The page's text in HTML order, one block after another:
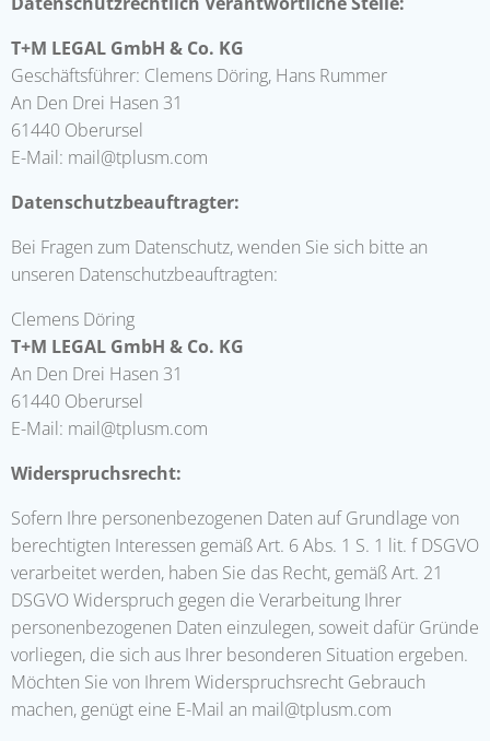
T+M LEGAL GmbH & Co. KG
Geschäftsführer: Clemens Döring, Hans Rummer
An Den Drei Hasen 31
61440 Oberursel
E-Mail: mail@tplusm.com
Datenschutzbeauftragter:
Bei Fragen zum Datenschutz, wenden Sie sich bitte an
unseren Datenschutzbeauftragten:
Clemens Döring
T+M LEGAL GmbH & Co. KG
An Den Drei Hasen 31
61440 Oberursel
E-Mail: mail@tplusm.com
Widerspruchsrecht:
Sofern Ihre personenbezogenen Daten auf Grundlage von
berechtigten Interessen gemäß Art. 6 Abs. 1 S. 1 lit. f DSGVO
verarbeitet werden, haben Sie das Recht, gemäß Art. 21
DSGVO Widerspruch gegen die Verarbeitung Ihrer
personenbezogenen Daten einzulegen, soweit dafür Gründe
vorliegen, die sich aus Ihrer besonderen Situation ergeben.
Möchten Sie von Ihrem Widerspruchsrecht Gebrauch
machen, genügt eine E-Mail an mail@tplusm.com